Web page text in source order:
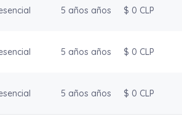
5 años años $ 0 CLP
5 años años $ 0 CLP
5 años años $ 0 CLP